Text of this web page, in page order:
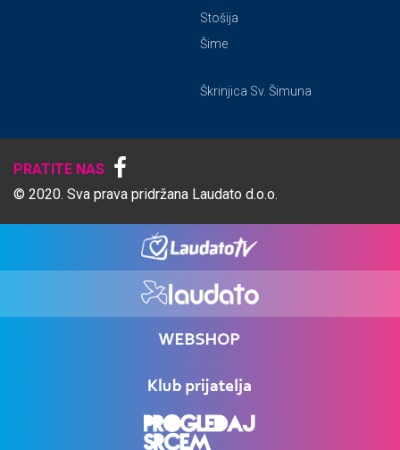
Stošija
Šime
Škrinjica Sv. Šimuna
PRATITE NAS
© 2020. Sva prava pridržana Laudato d.o.o.